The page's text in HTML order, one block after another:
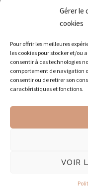
Gérer le
cookies
Pour offrir les meilleures
les cookies pour stocker et/ou
consentir à ces technologies
comportement de navigation
consentir ou de retirer son
caractéristiques et fonctions.
VOIR
gestion
gestion financière, la